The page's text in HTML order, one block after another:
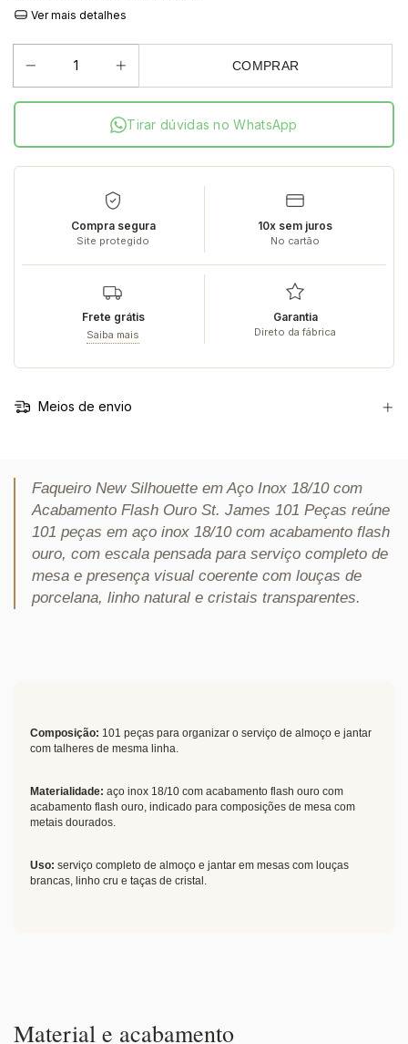
Ver mais detalhes
COMPRAR
Tirar dúvidas no WhatsApp
Compra segura
Site protegido
10x sem juros
No cartão
Frete grátis
Saiba mais
Garantia
Direto da fábrica
Meios de envio
Faqueiro New Silhouette em Aço Inox 18/10 com
Acabamento Flash Ouro St. James 101 Peças reúne
101 peças em aço inox 18/10 com acabamento flash
ouro, com escala pensada para serviço completo de
mesa e presença visual coerente com louças de
porcelana, linho natural e cristais transparentes.
Composição: 101 peças para organizar o serviço de almoço e jantar
com talheres de mesma linha.
Materialidade: aço inox 18/10 com acabamento flash ouro com
acabamento flash ouro, indicado para composições de mesa com
metais dourados.
Uso: serviço completo de almoço e jantar em mesas com louças
brancas, linho cru e taças de cristal.
Material e acabamento